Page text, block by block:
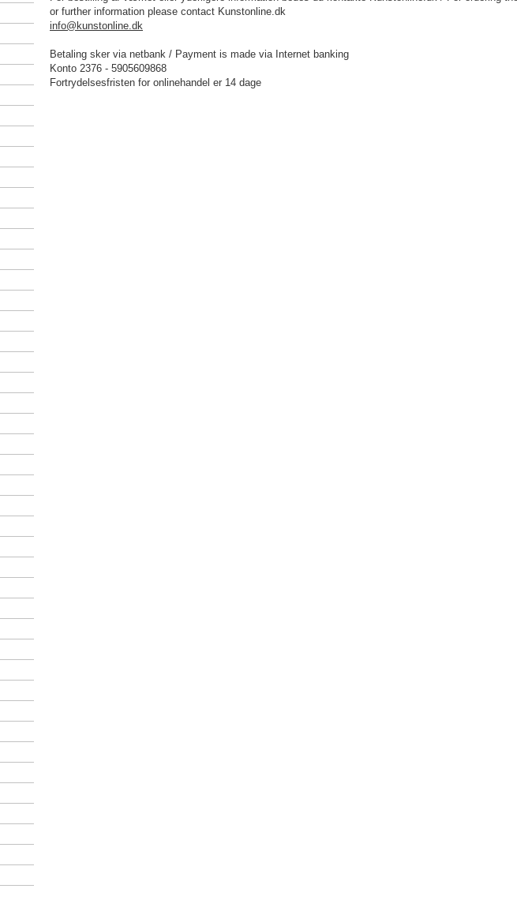
or further information please contact Kunstonline.dk
info@kunstonline.dk
Betaling sker via netbank / Payment is made via Internet banking
Konto 2376 - 5905609868
Fortrydelsesfristen for onlinehandel er 14 dage